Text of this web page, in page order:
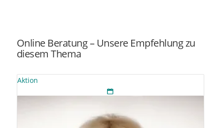
Online Beratung – Unsere Empfehlung zu
diesem Thema
Aktion